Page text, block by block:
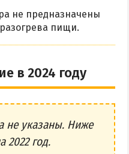
не предназначены
пищи.
в 2024 году
не указаны. Ниже
2022 год.